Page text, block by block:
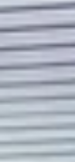
六） 时间：下午
点：播道会港福
远东金融中心 1
名方式：扫描海
报名
https://
jJH_xOOQyA/